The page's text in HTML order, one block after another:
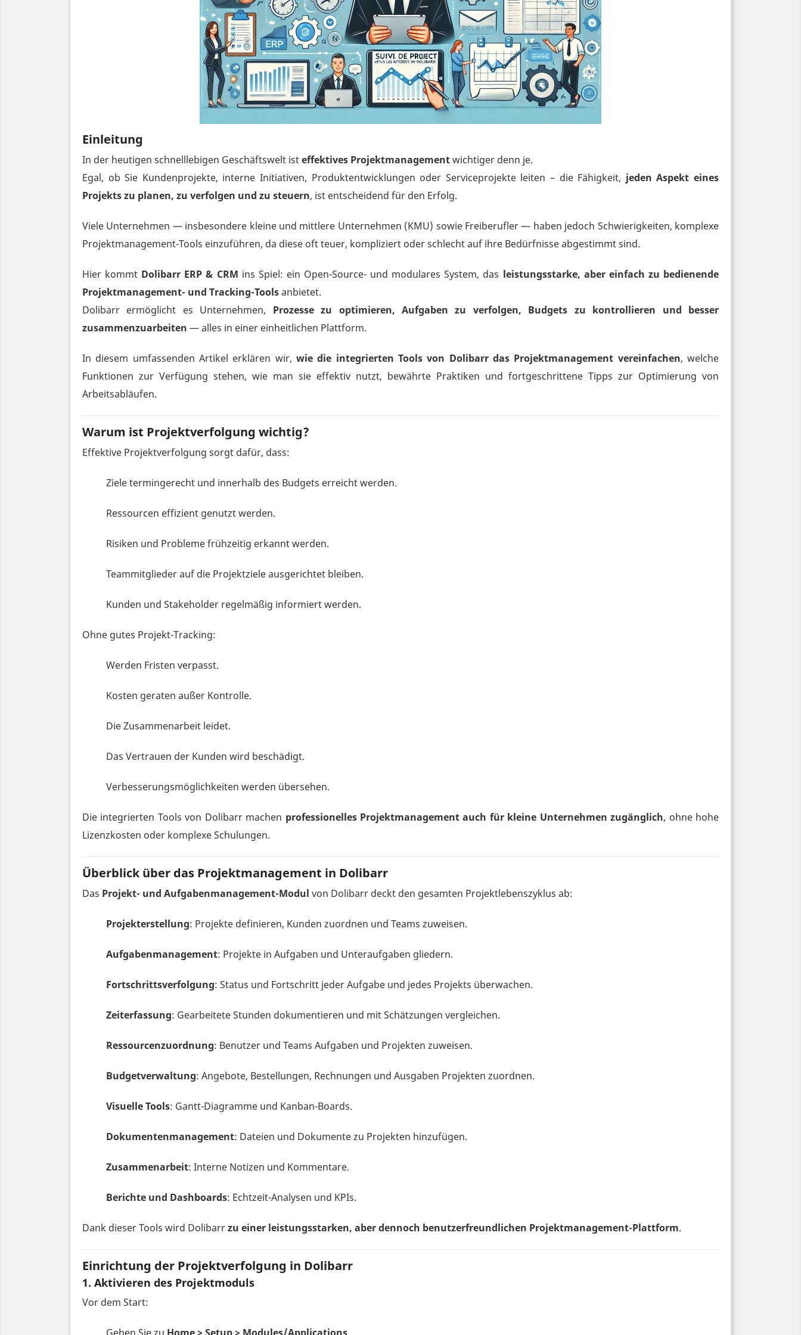
Einleitung
In der heutigen schnelllebigen Geschäftswelt isteffektives Projektmanagementwichtiger denn je.
Egal, ob Sie Kundenprojekte, interne Initiativen, Produktentwicklungen oder Serviceprojekte leiten – die Fähigkeit, jeden Aspekt eines
Projekts zu planen, zu verfolgen und zu steuern, ist entscheidend für den Erfolg.
Viele Unternehmen — insbesondere kleine und mittlere Unternehmen (KMU) sowie Freiberufler — haben jedoch Schwierigkeiten, komplexe
Projektmanagement-Tools einzuführen, da diese oft teuer, kompliziert oder schlecht auf ihre Bedürfnisse abgestimmt sind.
Hier kommt Dolibarr ERP & CRM ins Spiel: ein Open-Source- und modulares System, das leistungsstarke, aber einfach zu bedienende
Projektmanagement- und Tracking-Toolsanbietet.
Dolibarr ermöglicht es Unternehmen, Prozesse zu optimieren, Aufgaben zu verfolgen, Budgets zu kontrollieren und besser
zusammenzuarbeiten — alles in einer einheitlichen Plattform.
In diesem umfassenden Artikel erklären wir, wie die integrierten Tools von Dolibarr das Projektmanagement vereinfachen, welche
Funktionen zur Verfügung stehen, wie man sie effektiv nutzt, bewährte Praktiken und fortgeschrittene Tipps zur Optimierung von
Arbeitsabläufen.
Warum ist Projektverfolgung wichtig?
Effektive Projektverfolgung sorgt dafür, dass:
Ziele termingerecht und innerhalb des Budgets erreicht werden.
Ressourcen effizient genutzt werden.
Risiken und Probleme frühzeitig erkannt werden.
Teammitglieder auf die Projektziele ausgerichtet bleiben.
Kunden und Stakeholder regelmäßig informiert werden.
Ohne gutes Projekt-Tracking:
Werden Fristen verpasst.
Kosten geraten außer Kontrolle.
Die Zusammenarbeit leidet.
Das Vertrauen der Kunden wird beschädigt.
Verbesserungsmöglichkeiten werden übersehen.
Die integrierten Tools von Dolibarr machen professionelles Projektmanagement auch für kleine Unternehmen zugänglich, ohne hohe
Lizenzkosten oder komplexe Schulungen.
Überblick über das Projektmanagement in Dolibarr
Das Projekt- und Aufgabenmanagement-Modul von Dolibarr deckt den gesamten Projektlebenszyklus ab:
Projekterstellung: Projekte definieren, Kunden zuordnen und Teams zuweisen.
Aufgabenmanagement: Projekte in Aufgaben und Unteraufgaben gliedern.
Fortschrittsverfolgung: Status und Fortschritt jeder Aufgabe und jedes Projekts überwachen.
Zeiterfassung: Gearbeitete Stunden dokumentieren und mit Schätzungen vergleichen.
Ressourcenzuordnung: Benutzer und Teams Aufgaben und Projekten zuweisen.
Budgetverwaltung: Angebote, Bestellungen, Rechnungen und Ausgaben Projekten zuordnen.
Visuelle Tools: Gantt-Diagramme und Kanban-Boards.
Dokumentenmanagement: Dateien und Dokumente zu Projekten hinzufügen.
Zusammenarbeit: Interne Notizen und Kommentare.
Berichte und Dashboards: Echtzeit-Analysen und KPIs.
Dank dieser Tools wird Dolibarrzu einer leistungsstarken, aber dennoch benutzerfreundlichen Projektmanagement-Plattform.
Einrichtung der Projektverfolgung in Dolibarr
1. Aktivieren des Projektmoduls
Vor dem Start: